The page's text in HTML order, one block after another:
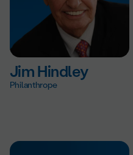
Jim Hindley
Philanthrope